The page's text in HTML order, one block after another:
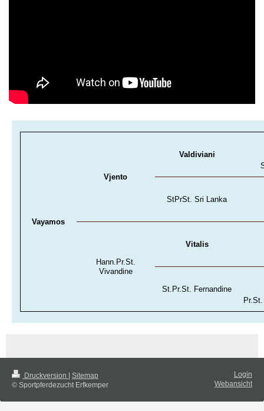
Vayamos
Vjento
Valdiviani
StPrSt. Sri Lanka
Hann.Pr.St.
Vivandine
Vitalis
St.Pr.St. Fernandine
Druckversion
Sitemap
© Sportpferdezucht Erfkemper
Login
Webansicht